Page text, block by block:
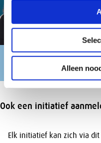
Alleen
Leerambassadeurs
Ook een initiatief
Elk initiatief kan zich via